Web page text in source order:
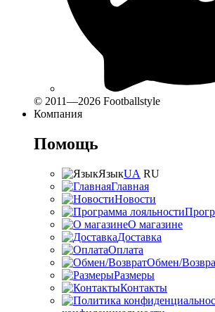
© 2011—2026 Footballstyle
Компания
Помощь
ЯзыкUA RU
Главная
Новости
О магазине
Доставка
Оплата
Обмен/
Размеры
Контакты